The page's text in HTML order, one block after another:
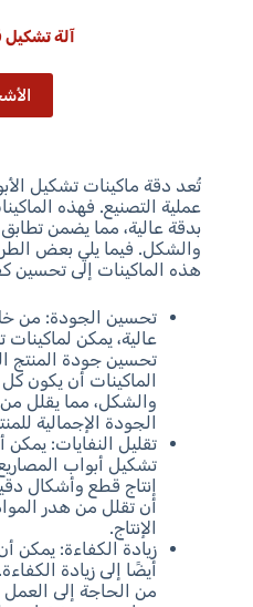
آلة تشكيل
تُعد دقة ماكينات تشكيل
عملية التصنيع. فهذه
بدقة عالية، مما يضمن
والشكل. فيما يلي بعض
هذه الماكينات إلى تحسين
تحسين الجودة: من
عالية، يمكن
تحسين جودة المنتج
الماكينات أن يكون
والشكل، مما يقلل
الجودة الإجمالية
تقليل النفايات:
تشكيل أبواب
إنتاج قطع وأشكال
أن تقلل من هدر
الإنتاج.
زيادة الكفاءة: يمكن
أيضًا إلى زيادة
من الحاجة إلى